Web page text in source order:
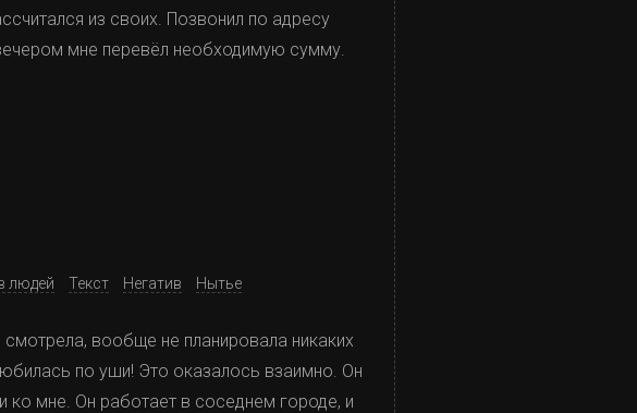
из своих. Позвонил по адресу
мне перевёл необходимую сумму.
людей Текст Негатив Нытье
вообще не планировала никаких
по уши! Это оказалось взаимно. Он
ко мне. Он работает в соседнем городе, и